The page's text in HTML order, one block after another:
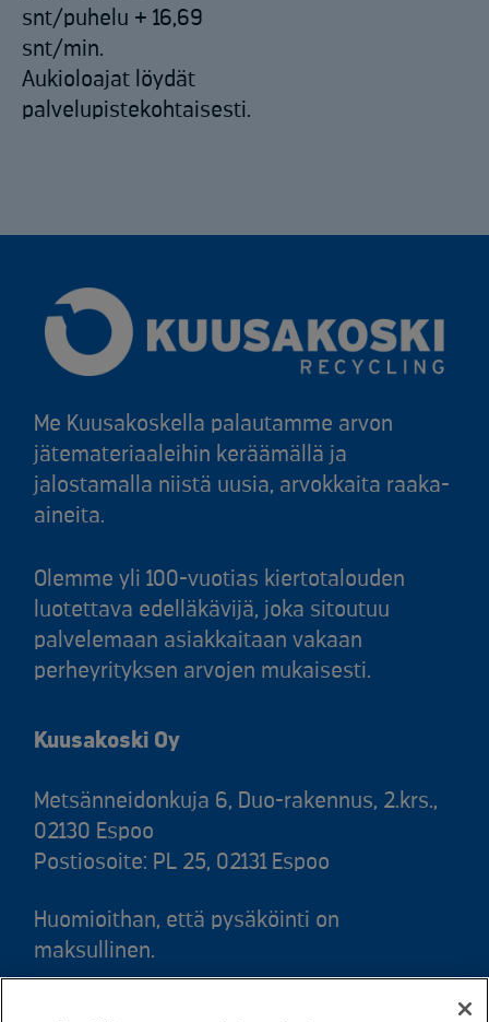
snt/puhelu + 16,69
snt/min.
Aukioloajat löydät
palvelupistekohtaisesti.
Me Kuusakoskella palautamme arvon
jätemateriaaleihin keräämällä ja
jalostamalla niistä uusia, arvokkaita raaka-
aineita.
Olemme yli 100-vuotias kiertotalouden
luotettava edelläkävijä, joka sitoutuu
palvelemaan asiakkaitaan vakaan
perheyrityksen arvojen mukaisesti.
Kuusakoski Oy
Metsänneidonkuja 6, Duo-rakennus, 2.krs.,
02130 Espoo
Postiosoite: PL 25, 02131 Espoo
Huomioithan, että pysäköinti on
maksullinen.